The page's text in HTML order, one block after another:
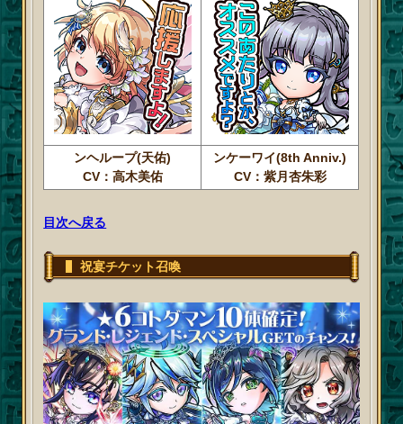
ンヘループ(天佑)
CV：高木美佑
ンケーワイ(8th Anniv.)
CV：紫月杏朱彩
目次へ戻る
祝宴チケット召喚